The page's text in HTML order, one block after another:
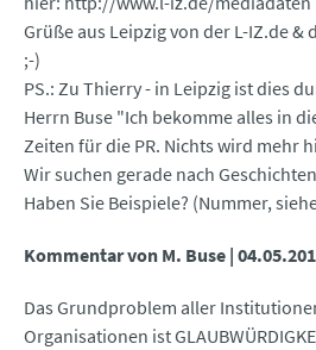
Grüße aus Leipzig von der L-IZ.de &
;-)
PS.: Zu Thierry - in Leipzig ist dies
Herrn Buse "Ich bekomme alles in
Zeiten für die PR. Nichts wird mehr
Wir suchen gerade nach
Haben Sie Beispiele? (Nummer,
Kommentar von M. Buse |
Das Grundproblem aller
Organisationen ist